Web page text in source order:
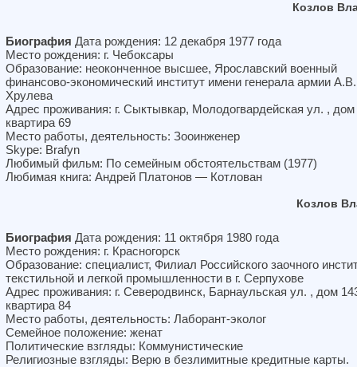
Козлов
Биография Дата рождения: 12 декабря 1977 года
Место рождения: г. Чебоксары
Образование: неоконченное высшее, Ярославский военный
финансово-экономический институт имени генерала армии А.В.
Хрулева
Адрес проживания: г. Сыктывкар, Молодогвардейская ул. , дом
квартира 69
Место работы, деятельность: Зооинженер
Skype: Brafyn
Любимый фильм: По семейным обстоятельствам (1977)
Любимая книга: Андрей Платонов — Котлован
Козлов
Биография Дата рождения: 11 октября 1980 года
Место рождения: г. Красногорск
Образование: специалист, Филиал Российского заочного
текстильной и легкой промышленности в г. Серпухове
Адрес проживания: г. Северодвинск, Барнаульская ул. , дом
квартира 84
Место работы, деятельность: Лаборант-эколог
Семейное положение: женат
Политические взгляды: Коммунистические
Религиозные взгляды: Верю в безлимитные кредитные карты.